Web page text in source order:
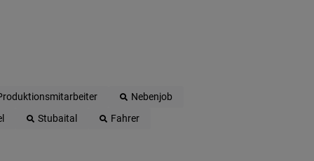
Nebenjob
Stubaital
Fahrer